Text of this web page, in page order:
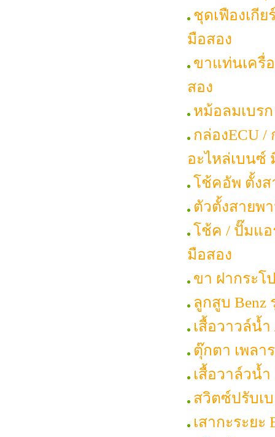
ชุดเฟืองเกีย
มือสอง
ขาแท่นเครื่
สอง
หม้อลมเบร
กล่องECU /
อะไหล่เบนซ์
โช้คอัพ ตั้งส
ตัวตั้งสายพ
โช้ค / ปั๊มแอ
มือสอง
ขา ฝากระโ
ลูกสูบ Benz
เสื้อวาวล์น้
ตุ๊กตา เพลา
เสื้อวาล์วน้ำ
สวิตซ์ปรับเบ
เสากะระยะ